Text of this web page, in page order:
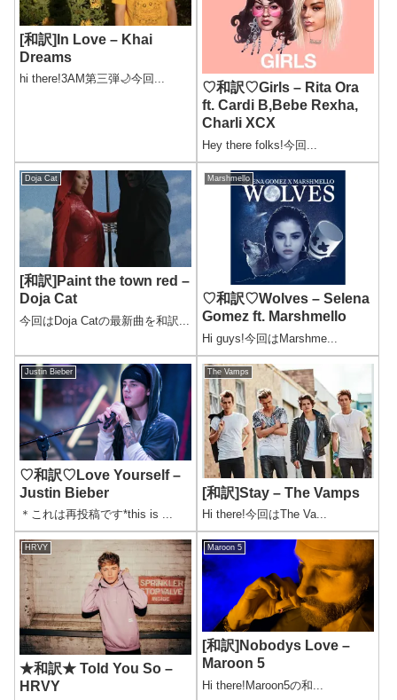
[和訳]In Love – Khai
Dreams
hi there!3AM第三弾🌙今回...
♡和訳♡Girls – Rita Ora
ft. Cardi B,Bebe Rexha,
Charli XCX
Hey there folks!今回...
Doja Cat
[和訳]Paint the town red –
Doja Cat
今回はDoja Catの最新曲を和訳...
Marshmello
♡和訳♡Wolves – Selena
Gomez ft. Marshmello
Hi guys!今回はMarshme...
Justin Bieber
♡和訳♡Love Yourself –
Justin Bieber
＊これは再投稿です*this is ...
The Vamps
[和訳]Stay – The Vamps
Hi there!今回はThe Va...
HRVY
★和訳★ Told You So –
HRVY
Maroon 5
[和訳]Nobodys Love –
Maroon 5
Hi there!Maroon5の和...